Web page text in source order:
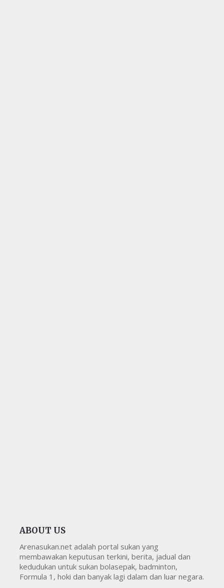
ABOUT US
Arenasukan.net adalah portal sukan yang
membawakan keputusan terkini, berita, jadual dan
kedudukan untuk sukan bolasepak, badminton,
Formula 1, hoki dan banyak lagi dalam dan luar negara.